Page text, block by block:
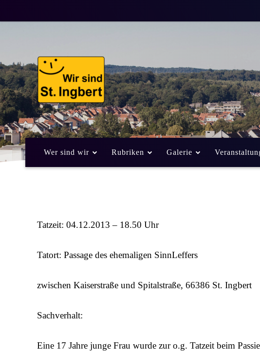
Wer sind wir Rubriken Galerie
Aus dem
Nachteil einer 17-
AUS DEM POLIZEIBERICHT 5. Dezember 2013 Von Alexander
Tatzeit: 04.12.2013 – 18.50 Uhr
Tatort: Passage des ehemaligen SinnLeffers
zwischen Kaiserstraße und Spitalstraße, 66386 St. Ingbert
Sachverhalt:
Eine 17 Jahre junge Frau wurde zur o.g. Tatzeit beim